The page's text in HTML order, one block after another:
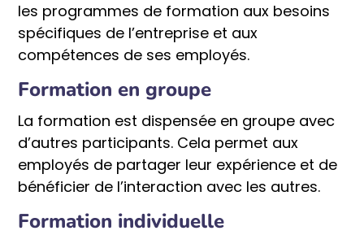
les programmes de formation aux besoins
spécifiques de l’entreprise et aux
compétences de ses employés.
Formation en groupe
La formation est dispensée en groupe avec
d’autres participants. Cela permet aux
employés de partager leur expérience et de
bénéficier de l’interaction avec les autres.
Formation individuelle